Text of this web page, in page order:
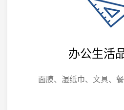
办公生活
面膜、湿纸巾、文具、